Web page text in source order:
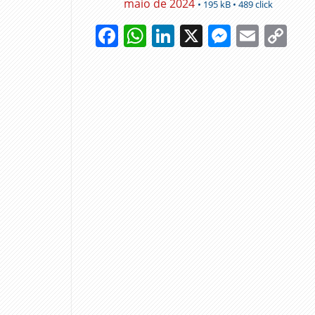
maio de 2024 • 195 kB • 489 click
Facebook
WhatsApp
LinkedIn
X Email